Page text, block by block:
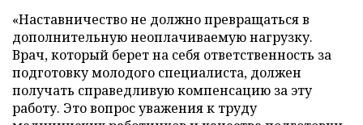
«Наставничество не должно превращаться в
дополнительную неоплачиваемую нагрузку.
Врач, который берет на себя ответственность за
подготовку молодого специалиста, должен
получать справедливую компенсацию за эту
работу. Это вопрос уважения к труду